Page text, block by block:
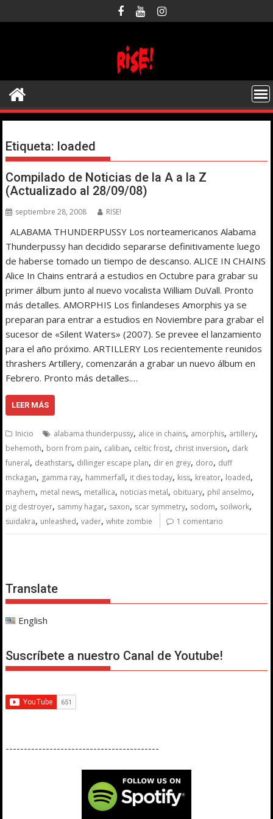
al
Etiqueta: loaded
Compilado de Noticias de la A a la Z
(Actualizado al 28/09/08)
septiembre 28, 2008 RISE!
ALABAMA THUNDERPUSSY Los norteamericanos Alabama
Thunderpussy han decidido separarse definitivamente luego
de haberse tomado un tiempo de descanso. ALICE IN CHAINS
Alice In Chains entrará a estudios en Octubre para grabar su
primer álbum junto al nuevo vocalista William DuVall. Pronto
más detalles. AMORPHIS Los finlandeses Amorphis ya se
preparan para entrar a estudios en Noviembre para grabar el
sucesor de «Silent Waters» (2007). Se prevee el lanzamiento
para el año próximo. ARTILLERY Los recientemente reunidos
thrashers Artillery, comenzarán a grabar un nuevo álbum en
Febrero. Pronto más detalles.…
LEER MÁS
Inicio alabama thunderpussy, alice in chains, amorphis, artillery,
behemoth, born from pain, caliban, celtic frost, christ inversion, dark
funeral, deathstars, dillinger escape plan, dir en grey, doro, duff
mckagan, gamma ray, hammerfall, it dies today, kiss, kreator, loaded,
mayhem, metal news, metallica, noticias metal, obituary, phil anselmo,
pig destroyer, sammy hagar, saxon, scar symmetry, sodom, soilwork,
suidakra, unleashed,vader,white zombie 1 comentario
Translate
English
Suscríbete a nuestro Canal de Youtube!
------------------------------------------